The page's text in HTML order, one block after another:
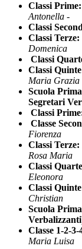
Classi Prime:
Antonella -
Classi
Classi Terze:
Domenica
Classi
Classi
Maria Grazia
Scuola
Segretari
Classi
Classe
Fiorenza
Classi Terze:
Rosa Maria
Classi
Eleonora
Classi
Christian
Scuola
Classe 1-2-3-
Maria Luisa